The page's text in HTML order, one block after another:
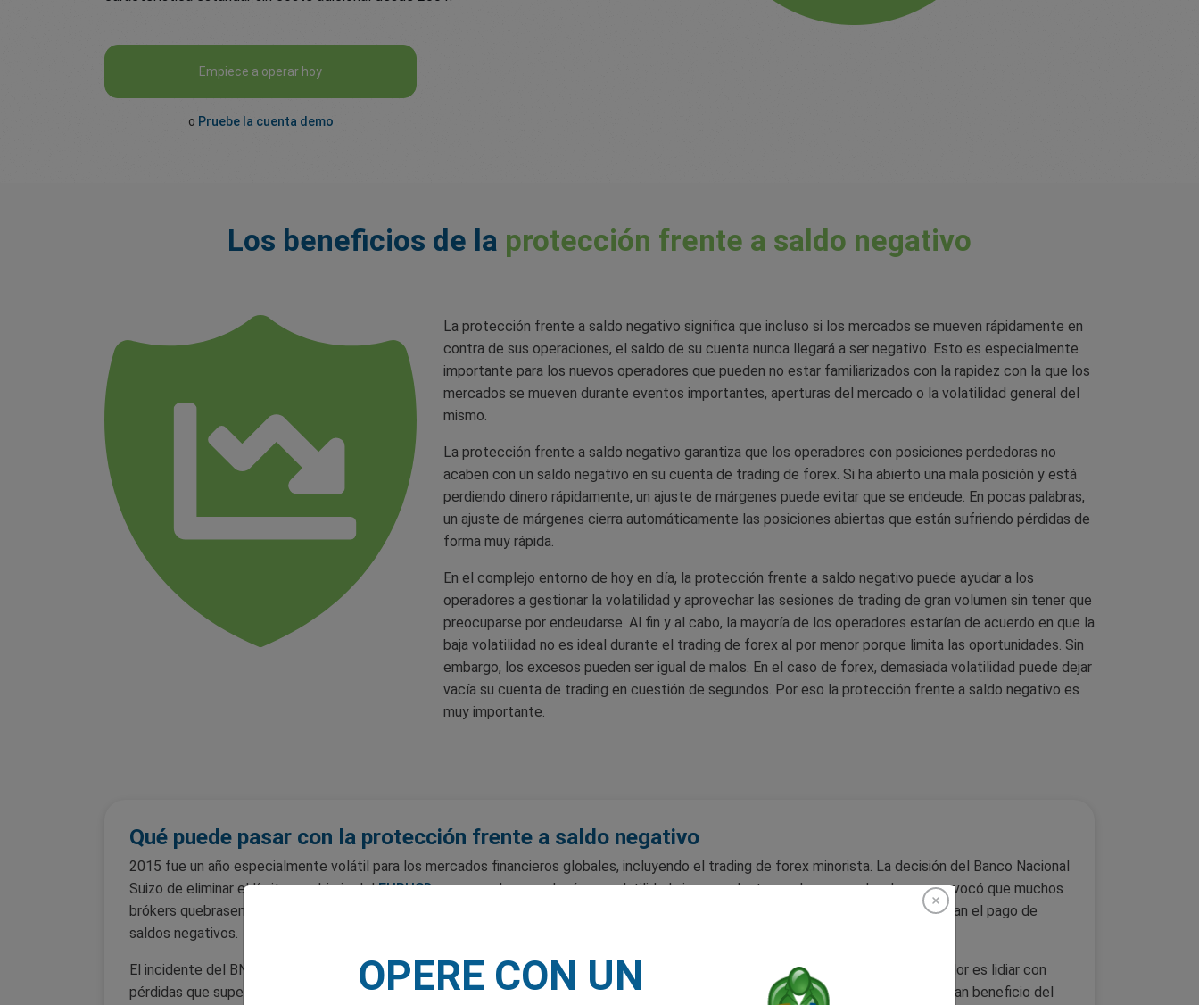
Empiece a operar hoy
o Pruebe la cuenta demo
Los beneficios de la protección frente a saldo negativo
La protección frente a saldo negativo significa que incluso si los mercados se mueven rápidamente en
contra de sus operaciones, el saldo de su cuenta nunca llegará a ser negativo. Esto es especialmente
importante para los nuevos operadores que pueden no estar familiarizados con la rapidez con la que los
mercados se mueven durante eventos importantes, aperturas del mercado o la volatilidad general del
mismo.
La protección frente a saldo negativo garantiza que los operadores con posiciones perdedoras no
acaben con un saldo negativo en su cuenta de trading de forex. Si ha abierto una mala posición y está
perdiendo dinero rápidamente, un ajuste de márgenes puede evitar que se endeude. En pocas palabras,
un ajuste de márgenes cierra automáticamente las posiciones abiertas que están sufriendo pérdidas de
forma muy rápida.
En el complejo entorno de hoy en día, la protección frente a saldo negativo puede ayudar a los
operadores a gestionar la volatilidad y aprovechar las sesiones de trading de gran volumen sin tener que
preocuparse por endeudarse. Al fin y al cabo, la mayoría de los operadores estarían de acuerdo en que la
baja volatilidad no es ideal durante el trading de forex al por menor porque limita las oportunidades. Sin
embargo, los excesos pueden ser igual de malos. En el caso de forex, demasiada volatilidad puede dejar
vacía su cuenta de trading en cuestión de segundos. Por eso la protección frente a saldo negativo es
muy importante.
Qué puede pasar con la protección frente a saldo negativo
2015 fue un año especialmente volátil para los mercados financieros globales, incluyendo el trading de forex minorista. La decisión del Banco Nacional
Suizo de eliminar el límite cambiario delEURUSDen enero desencadenó una volatilidad sin precedentes en los mercados, lo que provocó que muchos
brókers quebrasen, mientras que otros buscaron rescates financieros. Mientras tanto, los operadores no sabían si sus brókers exigirían el pago de
saldos negativos.
El incidente del BNS en enero de 2015 resaltó la importancia de garantizar la protección del saldo. Lo último que necesita un operador es lidiar con
pérdidas que superan su capital de inversión, especialmente si tenemos en cuenta la composición del mercado forex minorista. El gran beneficio del
OPERE CON UN